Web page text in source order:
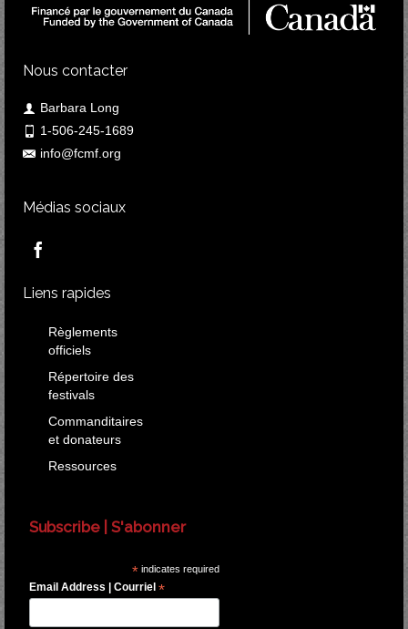
Nous contacter
Barbara Long
1-506-245-1689
info@fcmf.org
Médias sociaux
Liens rapides
Règlements
officiels
Répertoire des
festivals
Commanditaires
et donateurs
Ressources
Subscribe | S'abonner
* indicates required
Email Address | Courriel *